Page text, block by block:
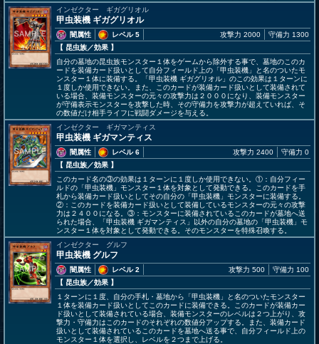
インゼクター ギガグリオル
甲虫装機 ギガグリオル
闇属性
レベル 5
【 昆虫族／効果 】
攻撃力 2000 守備力 1300
自分の墓地の昆虫族モンスター１体をゲームから除外する事で、墓地のこのカ
ードを装備カード扱いとして自分フィールド上の「甲虫装機」と名のついたモ
ンスター１体に装備する。「甲虫装機 ギガグリオル」のこの効果は１ターンに
１度しか使用できない。また、このカードが装備カード扱いとして装備されて
いる場合、装備モンスターの元々の攻撃力は２０００になり、装備モンスター
が守備表示モンスターを攻撃した時、その守備力を攻撃力が超えていれば、そ
の数値だけ相手ライフに戦闘ダメージを与える。
インゼクター ギガマンティス
甲虫装機 ギガマンティス
闇属性
レベル 6
【 昆虫族／効果 】
攻撃力 2400 守備力 0
このカード名の③の効果は１ターンに１度しか使用できない。①：自分フィー
ルドの「甲虫装機」モンスター１体を対象として発動できる。このカードを手
札から装備カード扱いとしてその自分の「甲虫装機」モンスターに装備する。
②：このカードを装備カード扱いとして装備しているモンスターの元々の攻撃
力は２４００になる。③：モンスターに装備されているこのカードが墓地へ送
られた場合、「甲虫装機 ギガマンティス」以外の自分の墓地の「甲虫装機」モ
ンスター１体を対象として発動できる。そのモンスターを特殊召喚する。
インゼクター グルフ
甲虫装機 グルフ
闇属性
レベル 2
【 昆虫族／効果 】
攻撃力 500 守備力 100
１ターンに１度、自分の手札・墓地から「甲虫装機」と名のついたモンスター
１体を装備カード扱いとしてこのカードに装備できる。このカードが装備カー
ド扱いとして装備されている場合、装備モンスターのレベルは２つ上がり、攻
撃力・守備力はこのカードのそれぞれの数値分アップする。また、装備カード
扱いとして装備されているこのカードを墓地へ送る事で、自分フィールド上の
モンスター１体を選択し、レベルを２つまで上げる。